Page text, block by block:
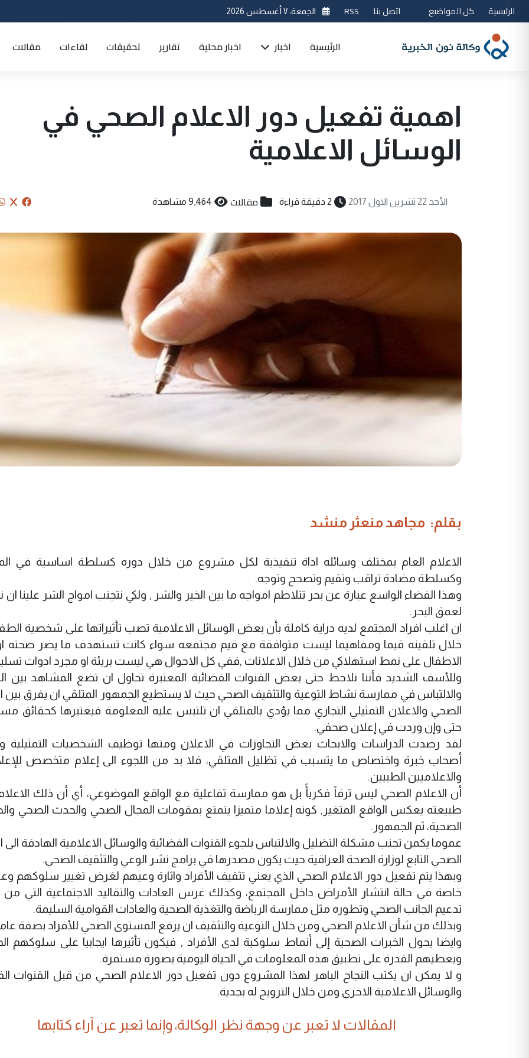
الرئيسية كل المواضيع اتصل بنا RSS الجمعة، ٧ أغسطس 2026
الرئيسية اخبار اخبار محلية تقارير تحقيقات لقاءات مقالات
اهمية تفعيل دور الاعلام الصحي في
الوسائل الاعلامية
الأحد 22 تشرين الاول 2017 2 دقيقة قراءة مقالات 9,464 مشاهدة
بقلم: مجاهد منعثر منشد
الاعلام العام بمختلف وسائله اداة تنفيذية لكل مشروع من خلال دوره كسلطة اساسية في
وكسلطة مضادة تراقب وتقيم وتصحح وتوجه.
وهذا الفضاء الواسع عبارة عن بحر تتلاطم امواجه ما بين الخير والشر , ولكي نتجنب امواج الشر علينا
لعمق البحر.
ان اغلب افراد المجتمع لديه دراية كاملة بأن بعض الوسائل الاعلامية تصب تأثيراتها على شخصية
خلال تلقينه قيما ومفاهيما ليست متوافقة مع قيم مجتمعه سواء كانت تستهدف ما يضر صحته
الاطفال على نمط استهلاكي من خلال الاعلانات ,ففي كل الاحوال هي ليست بريئة او مجرد ادوات
وللأسف الشديد فأننا نلاحظ حتى بعض القنوات الفضائية المعتبرة تحاول ان تضع المشاهد بين
والالتباس في ممارسة نشاط التوعية والتثقيف الصحي حيث لا يستطيع الجمهور المتلقي ان يفرق بين
الصحي والاعلان التمثيلي التجاري مما يؤدي بالمتلقي ان تلتبس عليه المعلومة فيعتبرها كحقائق
حتى وإن وردت في إعلان صحفي.
لقد رصدت الدراسات والابحاث بعض التجاوزات في الاعلان ومنها توظيف الشخصيات التمثيلية
أصحاب خبرة واختصاص ما يتسبب في تظليل المتلقي، فلا بد من اللجوء الى إعلام متخصص
والاعلاميين الطبيين.
أن الاعلام الصحي ليس ترفاً فكريأً بل هو ممارسة تفاعلية مع الواقع الموضوعي، أي أن ذلك
طبيعته يعكس الواقع المتغير, كونه إعلاما متميزا يتمتع بمقومات المجال الصحي والحدث الصحي
الصحية، ثم الجمهور.
عموما يكمن تجنب مشكلة التضليل والالتباس بلجوء القنوات الفضائية والوسائل الاعلامية الهادفة الى
الصحي التابع لوزارة الصحة العراقية حيث يكون مصدرها في برامج نشر الوعي والتثقيف الصحي.
وبهذا يتم تفعيل دور الاعلام الصحي الذي يعني تثقيف الأفراد واثارة وعيهم لغرض تغيير سلوكهم
خاصة في حالة انتشار الأمراض داخل المجتمع، وكذلك غرس العادات والتقاليد الاجتماعية التي
تدعيم الجانب الصحي وتطوره مثل ممارسة الرياضة والتغذية الصحية والعادات القوامية السليمة.
وبذلك من شأن الاعلام الصحي ومن خلال التوعية والتثقيف ان يرفع المستوى الصحي للأفراد بصفة
وايضا يحول الخبرات الصحية إلى أنماط سلوكية لدى الأفراد , فيكون تأثيرها ايجابيا على سلوكهم
ويعطيهم القدرة على تطبيق هذه المعلومات في الحياة اليومية بصورة مستمرة.
و لا يمكن ان يكتب النجاح الباهر لهذا المشروع دون تفعيل دور الاعلام الصحي من قبل القنوات
والوسائل الاعلامية الاخرى ومن خلال الترويج له بجدية.
المقالات لا تعبر عن وجهة نظر الوكالة، وإنما تعبر عن آراء كتابها